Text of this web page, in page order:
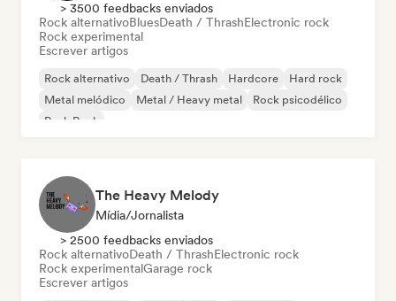
> 3500 feedbacks enviados
Rock alternativoBluesDeath / ThrashElectronic rock
Rock experimental
Escrever artigos
Rock alternativo Death / Thrash Hardcore
Hard rock
Metal melódico
Metal / Heavy metal
Rock psicodélico
Punk Rock
The Heavy Melody
Mídia/Jornalista
> 2500 feedbacks enviados
Rock alternativoDeath / ThrashElectronic rock
Rock experimentalGarage rock
Escrever artigos